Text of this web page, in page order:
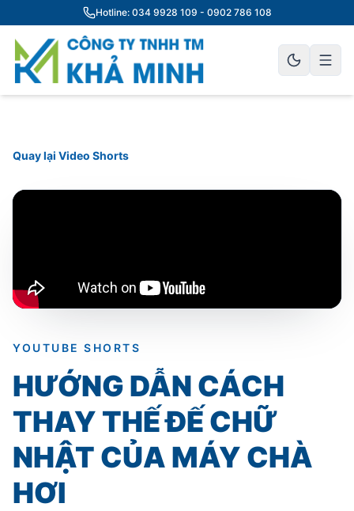
Hotline: 034 9928 109 - 0902 786 108
Quay lại Video Shorts
YOUTUBE SHORTS
HƯỚNG DẪN CÁCH
THAY THẾ ĐẾ CHỮ
NHẬT CỦA MÁY CHÀ
HƠI